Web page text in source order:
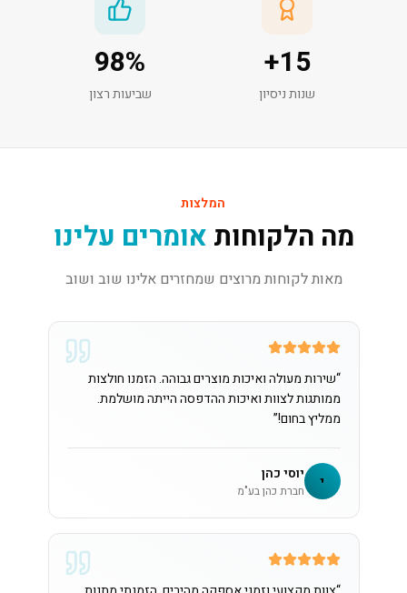
15
+
שנות ניסיון
98%
שביעות רצון
המלצות
מה הלקוחות אומרים עלינו
מאות לקוחות מרוצים שמחזרים אלינו שוב ושוב
“שירות מעולה ואיכות מוצרים גבוהה. הזמנו חולצות
ממותגות לצוות ואיכות ההדפסה הייתה מושלמת.
ממליץ בחום!”
י יוסי כהן
חברת כהן בע"מ